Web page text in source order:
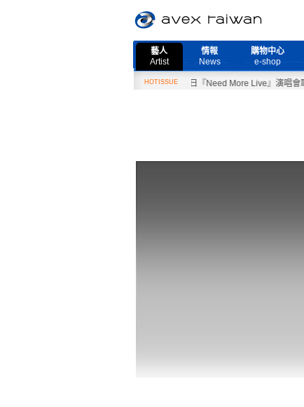
藝人
Artist
情報
News
購物中心
e-shop
HOTISSUE
2月27日『Need More Live』演唱會取消公告